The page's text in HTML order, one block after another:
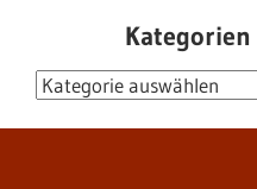
Club
Kategorien
Kategorien